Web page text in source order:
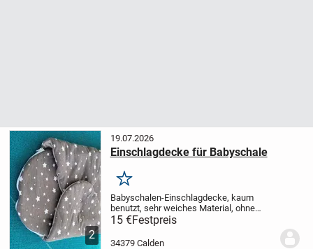
2
19.07.2026
Einschlagdecke für Babyschale
Merken
Babyschalen-Einschlagdecke, kaum
benutzt, sehr weiches Material, ohne
Flecken, frisch gewaschen
Selbstabholer!
15 €Festpreis
34379 Calden